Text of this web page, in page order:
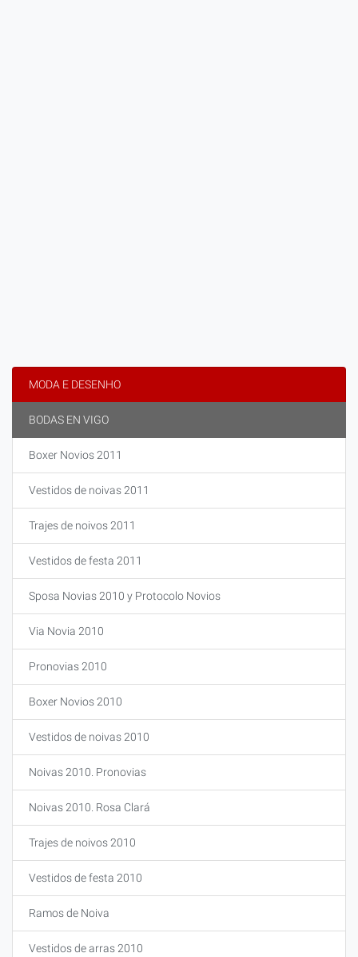
MODA E DESENHO
BODAS EN VIGO
Boxer Novios 2011
Vestidos de noivas 2011
Trajes de noivos 2011
Vestidos de festa 2011
Sposa Novias 2010 y Protocolo Novios
Via Novia 2010
Pronovias 2010
Boxer Novios 2010
Vestidos de noivas 2010
Noivas 2010. Pronovias
Noivas 2010. Rosa Clará
Trajes de noivos 2010
Vestidos de festa 2010
Ramos de Noiva
Vestidos de arras 2010